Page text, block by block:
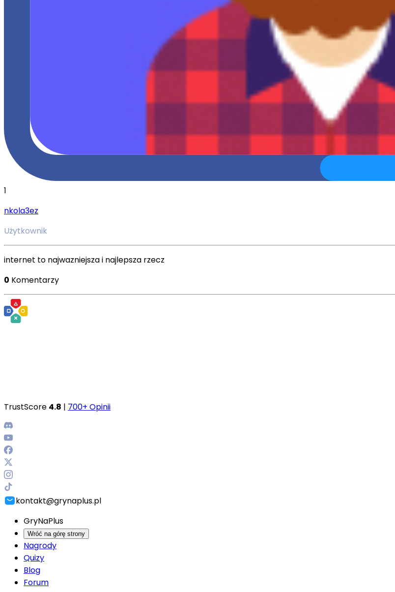
1
nkola3ez
Użytkownik
internet to najwazniejsza i najlepsza rzecz
0 Komentarzy
TrustScore 4.8 | 700+ Opinii
kontakt@grynaplus.pl
GryNaPlus
Wróć na górę strony
Nagrody
Quizy
Blog
Forum